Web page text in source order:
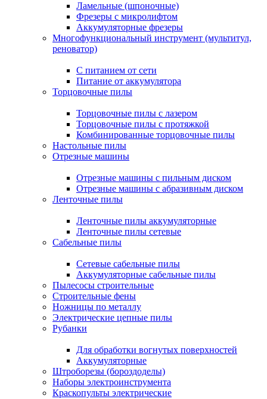
Ламельные (шпоночные)
Фрезеры с микролифтом
Аккумуляторные фрезеры
Многофункциональный инструмент (мультитул,
реноватор)
С питанием от сети
Питание от аккумулятора
Торцовочные пилы
Торцовочные пилы с лазером
Торцовочные пилы с протяжкой
Комбинированные торцовочные пилы
Настольные пилы
Отрезные машины
Отрезные машины с пильным диском
Отрезные машины с абразивным диском
Ленточные пилы
Ленточные пилы аккумуляторные
Ленточные пилы сетевые
Сабельные пилы
Сетевые сабельные пилы
Аккумуляторные сабельные пилы
Пылесосы строительные
Строительные фены
Ножницы по металлу
Электрические цепные пилы
Рубанки
Для обработки вогнутых поверхностей
Аккумуляторные
Штроборезы (бороздоделы)
Наборы электроинструмента
Краскопульты электрические